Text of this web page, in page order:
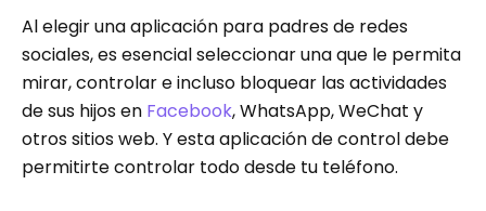
Al elegir una aplicación para padres de redes
sociales, es esencial seleccionar una que le permita
mirar, controlar e incluso bloquear las actividades
de sus hijos en Facebook, WhatsApp, WeChat y
otros sitios web. Y esta aplicación de control debe
permitirte controlar todo desde tu teléfono.